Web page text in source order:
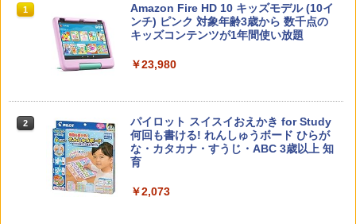
1 先生のためのGoogle AI完全攻略図鑑
￥-
2 子どもが変わる魔法の言葉
￥2,200
1
Amazon Fire HD 10 キッズモデル (10イ
ンチ) ピンク 対象年齢3歳から 数千点の
キッズコンテンツが1年間使い放題
￥23,980
2
パイロット スイスイおえかき for Study
何回も書ける! れんしゅうボード ひらが
な・カタカナ・すうじ・ABC 3歳以上 知
育
￥2,073